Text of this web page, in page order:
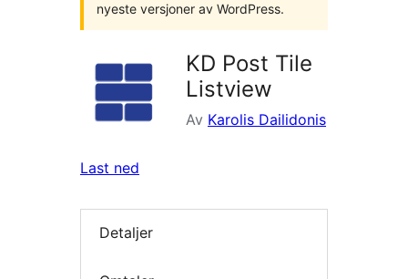
nyeste versjoner av WordPress.
KD Post Tile
Listview
Av Karolis Dailidonis
Last ned
Detaljer